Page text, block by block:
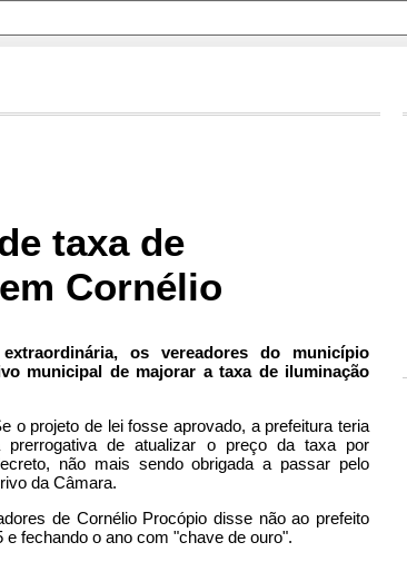
taxa de
Cornélio
os vereadores do município
municipal de majorar a taxa de iluminação
o projeto de lei fosse aprovado, a prefeitura teria
prerrogativa de atualizar o preço da taxa por
não mais sendo obrigada a passar pelo
da Câmara.
de Cornélio Procópio disse não ao prefeito
fechando o ano com "chave de ouro".